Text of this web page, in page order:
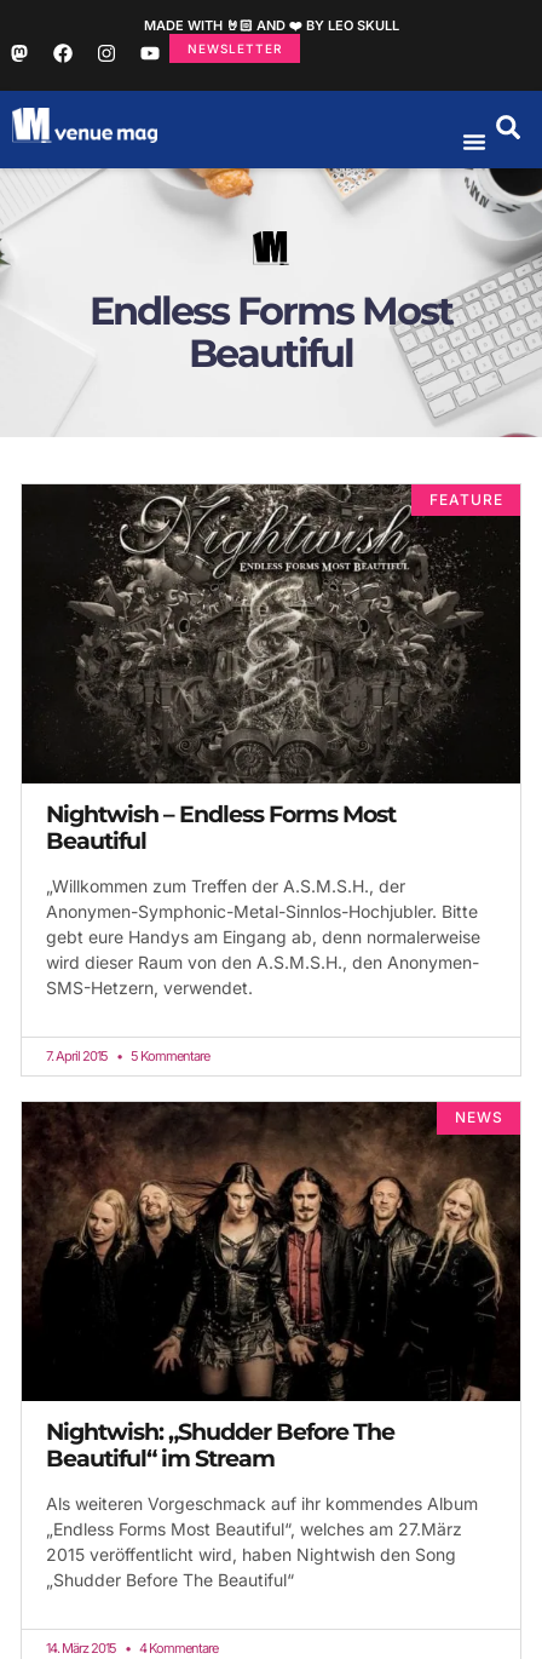
MADE WITH 🤘🏻 AND ❤️ BY LEO SKULL
NEWSLETTER
Endless Forms Most
Beautiful
FEATURE
Nightwish – Endless Forms Most
Beautiful
„Willkommen zum Treffen der A.S.M.S.H., der
Anonymen-Symphonic-Metal-Sinnlos-Hochjubler. Bitte
gebt eure Handys am Eingang ab, denn normalerweise
wird dieser Raum von den A.S.M.S.H., den Anonymen-
SMS-Hetzern, verwendet.
7. April 2015 5 Kommentare
NEWS
Nightwish: „Shudder Before The
Beautiful“ im Stream
Als weiteren Vorgeschmack auf ihr kommendes Album
„Endless Forms Most Beautiful“, welches am 27.März
2015 veröffentlicht wird, haben Nightwish den Song
„Shudder Before The Beautiful“
14. März 2015 4 Kommentare